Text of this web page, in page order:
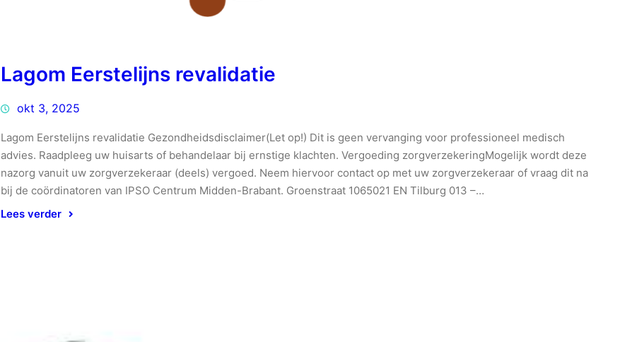
Lagom Eerstelijns revalidatie
okt 3, 2025
Lagom Eerstelijns revalidatie Gezondheidsdisclaimer(Let op!) Dit is geen vervanging voor professioneel medisch
advies. Raadpleeg uw huisarts of behandelaar bij ernstige klachten. Vergoeding zorgverzekeringMogelijk wordt deze
nazorg vanuit uw zorgverzekeraar (deels) vergoed. Neem hiervoor contact op met uw zorgverzekeraar of vraag dit na
bij de coördinatoren van IPSO Centrum Midden-Brabant. Groenstraat 1065021 EN Tilburg 013 –…
Lees verder